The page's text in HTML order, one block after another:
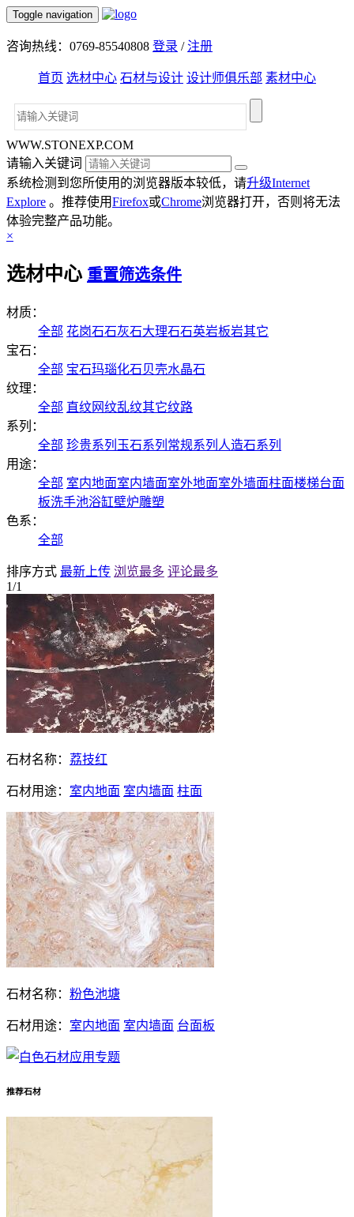
Toggle navigation
咨询热线：0769-85540808 登录 /注册
首页 选材中心 石材与设计 设计师俱乐部 素材中心
WWW.STONEXP.COM
请输入关键词
系统检测到您所使用的浏览器版本较低，请升级Internet
Explore 。推荐使用Firefox或Chrome浏览器打开，否则将无法
体验完整产品功能。
×
选材中心 重置筛选条件
材质：
全部 花岗石石灰石大理石石英岩板岩其它
宝石：
全部 宝石玛瑙化石贝壳水晶石
纹理：
全部 直纹网纹乱纹其它纹路
系列：
全部 珍贵系列 玉石系列 常规系列 人造石系列
用途：
全部 室内地面室内墙面室外地面室外墙面柱面楼梯台面
板洗手池浴缸壁炉雕塑
色系：
全部
排序方式 最新上传 浏览最多 评论最多
1/1
石材名称： 荔技红
石材用途： 室内地面 室内墙面 柱面
石材名称： 粉色池塘
石材用途： 室内地面 室内墙面 台面板
推荐石材